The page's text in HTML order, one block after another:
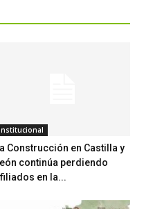
Construcción en Castilla y
continúa perdiendo
en la...